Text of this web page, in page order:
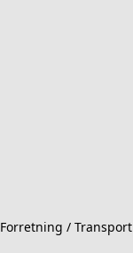
Forretning Transport